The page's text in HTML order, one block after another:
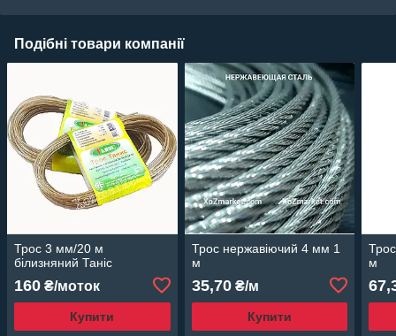
Подібні товари компанії
Трос 3 мм/20 м
білизняний Таніс
160 ₴/моток
Купити
Трос нержавіючий 4 мм 1
м
35,70₴/м
Купити
м